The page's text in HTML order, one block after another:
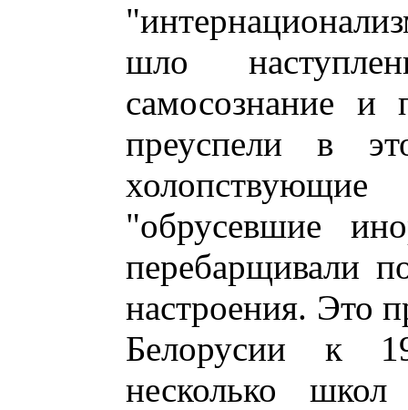
шло
самосознание и
преуспели в
"обрусевшие
перебарщивали
настроения. Это
Белорусии к
несколько